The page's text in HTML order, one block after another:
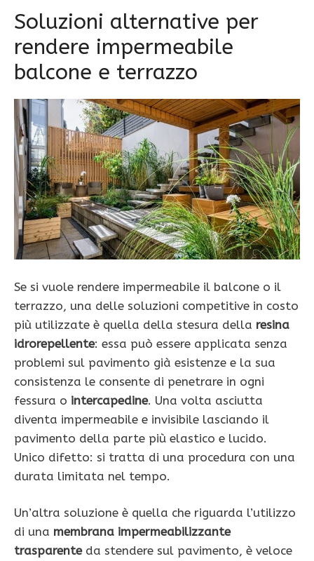
Soluzioni alternative per
rendere impermeabile
balcone e terrazzo
Se si vuole rendere impermeabile il balcone o il
terrazzo, una delle soluzioni competitive in costo
più utilizzate è quella della stesura della resina
idrorepellente: essa può essere applicata senza
problemi sul pavimento già esistenze e la sua
consistenza le consente di penetrare in ogni
fessura o intercapedine. Una volta asciutta
diventa impermeabile e invisibile lasciando il
pavimento della parte più elastico e lucido.
Unico difetto: si tratta di una procedura con una
durata limitata nel tempo.
Un’altra soluzione è quella che riguarda l’utilizzo
di una membrana impermeabilizzante
trasparenteda stendere sul pavimento, è veloce